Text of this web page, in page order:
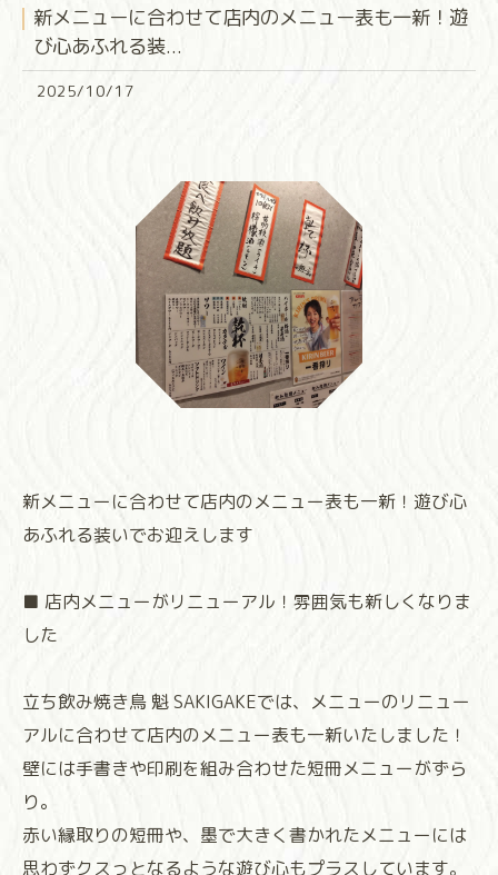
新メニューに合わせて店内のメニュー表も一新！遊
び心あふれる装...
2025/10/17
新メニューに合わせて店内のメニュー表も一新！遊び心
あふれる装いでお迎えします
■ 店内メニューがリニューアル！雰囲気も新しくなりま
した
立ち飲み焼き鳥 魁 SAKIGAKEでは、メニューのリニュー
アルに合わせて店内のメニュー表も一新いたしました！
壁には手書きや印刷を組み合わせた短冊メニューがずら
り。
赤い縁取りの短冊や、墨で大きく書かれたメニューには
思わずクスっとなるような遊び心もプラスしています。